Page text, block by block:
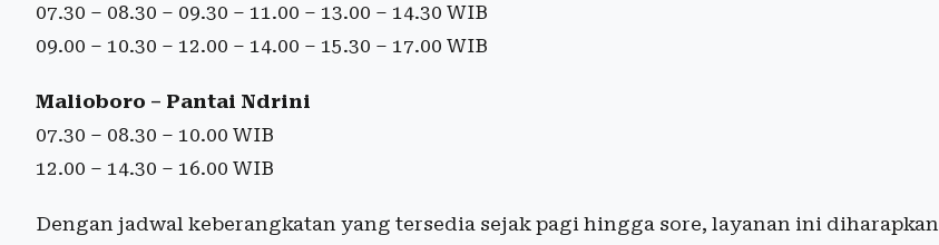
07.30 – 08.30 – 09.30 – 11.00 – 13.00 – 14.30 WIB
09.00 – 10.30 – 12.00 – 14.00 – 15.30 – 17.00 WIB
Malioboro – Pantai Ndrini
07.30 – 08.30 – 10.00 WIB
12.00 – 14.30 – 16.00 WIB
Dengan jadwal keberangkatan yang tersedia sejak pagi hingga sore, layanan ini diharapkan